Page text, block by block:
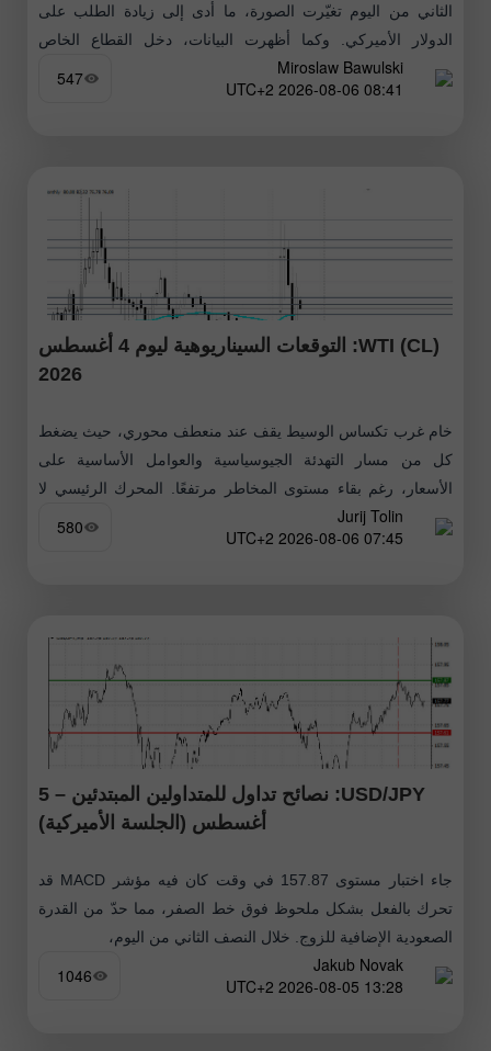
الثاني من اليوم تغيّرت الصورة، ما أدى إلى زيادة الطلب على
الدولار الأميركي. وكما أظهرت البيانات، دخل القطاع الخاص
الأميركي الربعMiroslaw Bawulski
08:41 2026-08-06 UTC+2
547
WTI (CL): التوقعات السيناريوهية ليوم 4 أغسطس
2026
خام غرب تكساس الوسيط يقف عند منعطف محوري، حيث يضغط
كل من مسار التهدئة الجيوسياسية والعوامل الأساسية على
الأسعار، رغم بقاء مستوى المخاطر مرتفعًا. المحرك الرئيسي لا
يزال الوضع المتعلق
Jurij Tolin
07:45 2026-08-06 UTC+2
580
USD/JPY: نصائح تداول للمتداولين المبتدئين – 5
أغسطس (الجلسة الأميركية)
جاء اختبار مستوى 157.87 في وقت كان فيه مؤشر MACD قد
تحرك بالفعل بشكل ملحوظ فوق خط الصفر، مما حدّ من القدرة
الصعودية الإضافية للزوج. خلال النصف الثاني من اليوم،
Jakub Novak
13:28 2026-08-05 UTC+2
1046